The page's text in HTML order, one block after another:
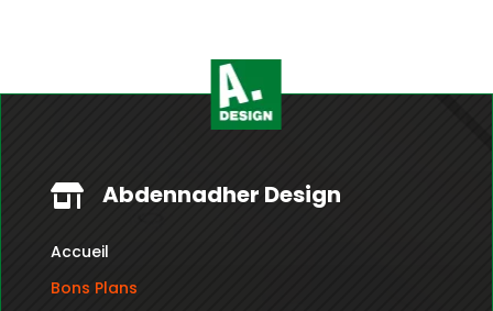
 Abdennadher Design
Accueil
Bons Plans